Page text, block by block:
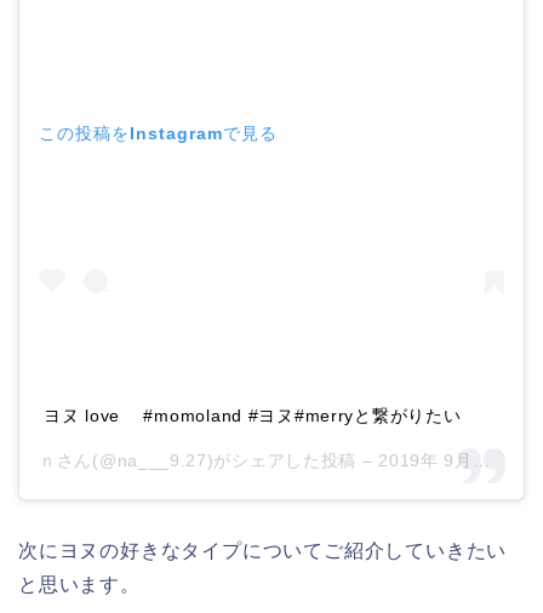
この投稿をInstagramで見る
ヨヌ love #momoland #ヨヌ#merryと繋がりたい
ｎさん(@na___9.27)がシェアした投稿 – 2019年 9月月27日午前12時18分PDT
次にヨヌの好きなタイプについてご紹介していきたい
と思います。